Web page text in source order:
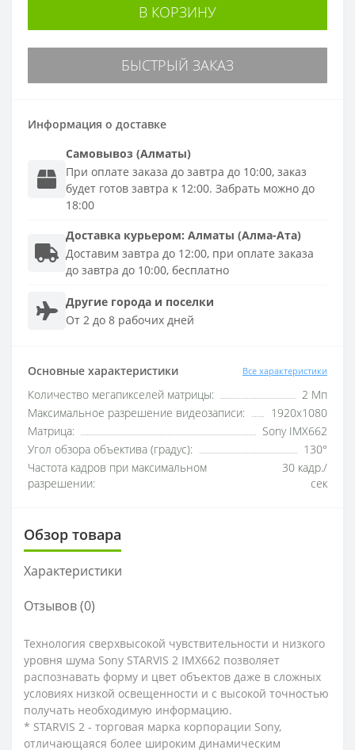
В КОРЗИНУ
БЫСТРЫЙ ЗАКАЗ
Информация о доставке
Самовывоз (Алматы)
При оплате заказа до завтра до 10:00, заказ
будет готов завтра к 12:00. Забрать можно до
18:00
Доставка курьером: Алматы (Алма-Ата)
Доставим завтра до 12:00, при оплате заказа
до завтра до 10:00, бесплатно
Другие города и поселки
От 2 до 8 рабочих дней
Основные характеристики Все характеристики
Количество мегапикселей матрицы:
2 Мп
Максимальное разрешение видеозаписи:
1920x1080
Матрица:
Sony IMX662
Угол обзора объектива (градус):
130°
Частота кадров при максимальном
разрешении:
30 кадр./
сек
Обзор товара
Характеристики
Отзывов (0)
Технология сверхвысокой чувствительности и низкого
уровня шума Sony STARVIS 2 IMX662 позволяет
распознавать форму и цвет объектов даже в сложных
условиях низкой освещенности и с высокой точностью
получать необходимую информацию.
* STARVIS 2 - торговая марка корпорации Sony,
отличающаяся более широким динамическим